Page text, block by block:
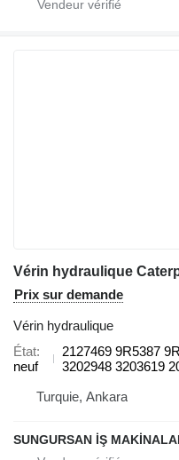
Prix sur demande
Vérin hydraulique
État
neuf
2127469 9R5387
3202948 3203619
Turquie, Ankara
SUNGURSAN İŞ